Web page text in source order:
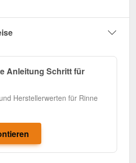
Anleitung Schritt für
Herstellerwerten für Rinne